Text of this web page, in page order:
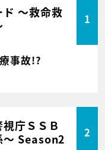
～救命救
1
事故!?
庁ＳＳＢ
～ Season2
2